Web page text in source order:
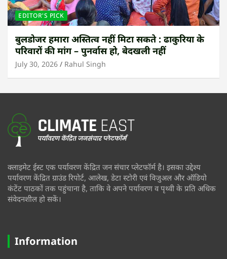
EDITOR'S PICK
बुलडोजर हमारा अस्तित्व नहीं मिटा सकते : ढाकुरिया के
परिवारों की मांग – पुनर्वास हो, बेदखली नहीं
July 30, 2026 Rahul Singh
क्लाइमेट ईस्ट एक पर्यावरण केंद्रित जन संचार प्लेटफॉर्म है। इसका उद्देश्य
पर्यावरण केंद्रित ग्राउंड रिपोर्ट, आलेख, डेटा स्टोरी एवं विजुअल और ऑडियो
कंटेंट पाठकों तक पहुंचाना है, ताकि वे अपने पर्यावरण व पृथ्वी के प्रति अधिक
संवेदनशील हो सकें।
Information